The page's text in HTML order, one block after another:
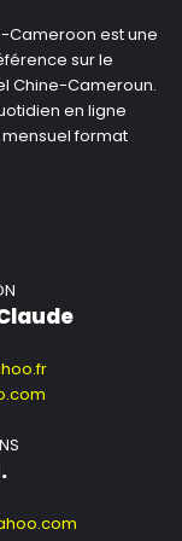
un soutien
Les deux
levée des
les vaccins et
d’autres
19, à
construction
davantage
le contrôle des
COVID
fait face à
et
Cameroon est une
sur le
Chine-Cameroun.
en ligne
mensuel format